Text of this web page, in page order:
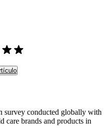
survey conducted globally with
care brands and products in